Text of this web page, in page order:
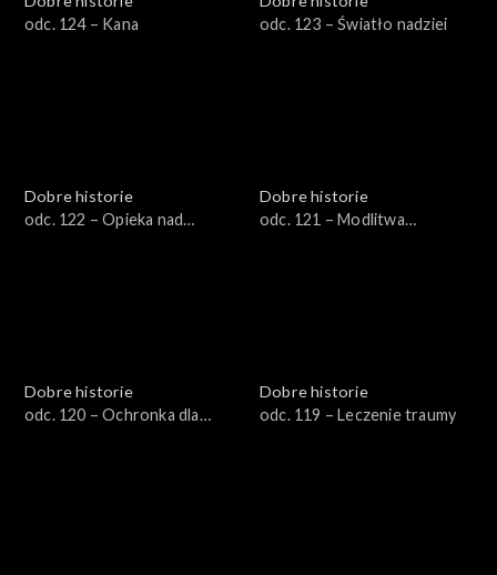
odc. 124 – Kana
odc. 123 – Światło nadziei
Dobre historie
odc. 122 – Opieka nad
Dobre historie
odc. 121 – Modlitwa
Dobre historie
odc. 120 – Ochronka dla
Dobre historie
odc. 119 – Leczenie traumy